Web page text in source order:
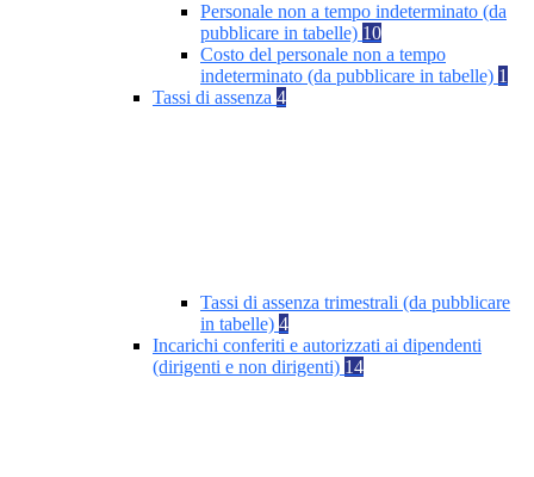
Personale non a tempo indeterminato (da
pubblicare in tabelle) 10
Costo del personale non a tempo
indeterminato (da pubblicare in tabelle) 1
Tassi di assenza 4
Tassi di assenza trimestrali (da pubblicare
in tabelle) 4
Incarichi conferiti e autorizzati ai dipendenti
(dirigenti e non dirigenti) 14